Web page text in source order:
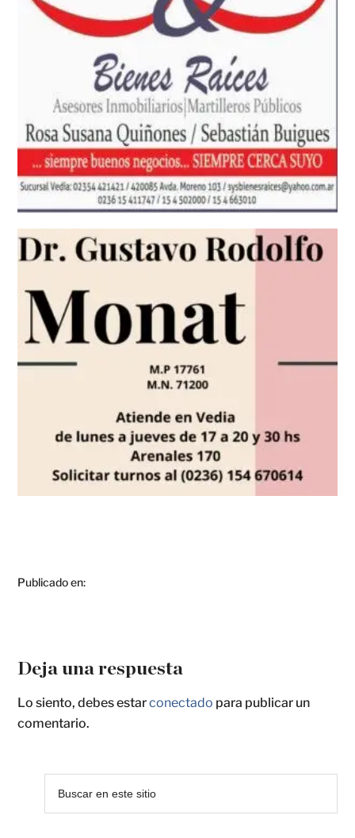
Publicado en:
Deja una respuesta
Lo siento, debes estarconectado para publicar un
comentario.